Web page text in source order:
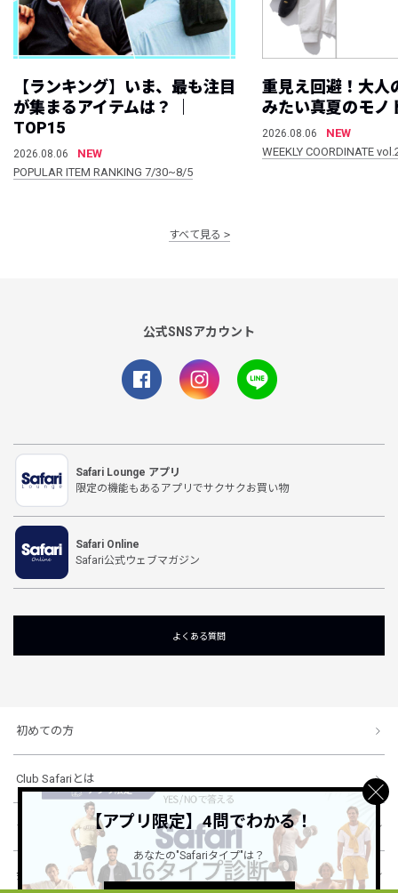
【ランキング】いま、最も注目
が集まるアイテムは？ ｜
TOP15
2026.08.06
NEW
POPULAR ITEM RANKING 7/30~8/5
重見え回避！大人
みたい真夏のモノ
2026.08.06
NEW
WEEKLY COORDINATE
すべて見る
公式SNSアカウント
Safari Lounge アプリ
限定の機能もあるアプリでサクサクお買い物
Safari Online
Safari公式ウェブマガジン
よくある質問
初めての方
Club Safariとは
ショッピングガイド
会社概要・規約
【アプリ限定】4問でわかる！
あなたの"Safariタイプ"は？